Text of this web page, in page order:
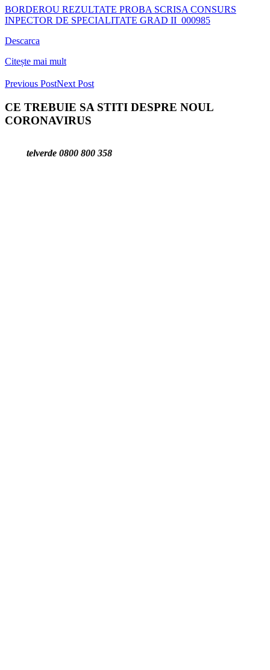
BORDEROU REZULTATE PROBA SCRISA CONSURS
INPECTOR DE SPECIALITATE GRAD II_000985
Descarca
Citește mai mult
Previous PostNext Post
CE TREBUIE SA STITI DESPRE NOUL
CORONAVIRUS
telverde 0800 800 358